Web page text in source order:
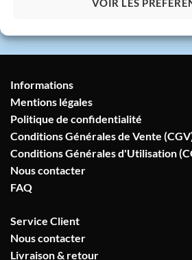
VOIR LES
Informations
Mentions légales
Politique de confidentialité
Conditions Générales de Vente
Conditions Générales d'Utilisation
Nous contacter
FAQ
Service Client
Nous contacter
Livraison & retour